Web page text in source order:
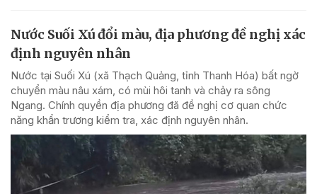
Nước Suối Xú đổi màu, địa phương đề nghị xác
định nguyên nhân
Nước tại Suối Xú (xã Thạch Quảng, tỉnh Thanh Hóa) bất ngờ
chuyển màu nâu xám, có mùi hôi tanh và chảy ra sông
Ngang. Chính quyền địa phương đã đề nghị cơ quan chức
năng khẩn trương kiểm tra, xác định nguyên nhân.